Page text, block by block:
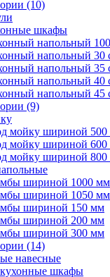
(10)
шкафы
напольный
напольный 30
напольный 35
напольный 40
напольный 45
(9)
мойку шириной
мойку шириной
мойку шириной
шириной 1000 мм
шириной 1050 мм
шириной 150 мм
шириной 200 мм
шириной 300 мм
(14)
навесные
шкафы